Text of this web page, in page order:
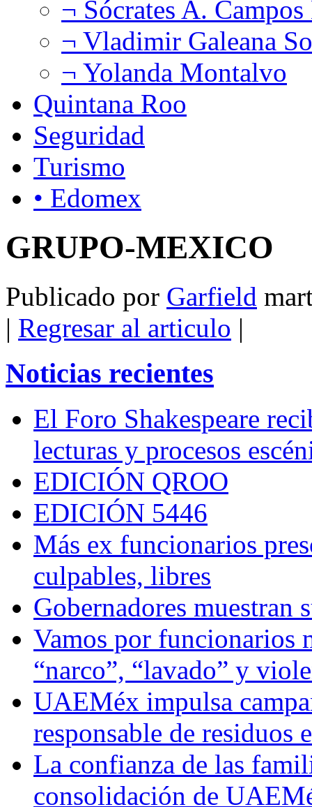
¬ Sócrates A.
¬ Vladimir Galeana
¬ Yolanda Montalvo
Quintana Roo
Seguridad
Turismo
• Edomex
GRUPO-MEXICO
Publicado por Garfield
| Regresar al articulo |
Noticias recientes
El Foro Shakespeare
lecturas y procesos
EDICIÓN QROO
EDICIÓN 5446
Más ex funcionarios
culpables, libres
Gobernadores muestran
Vamos por funcionarios
“narco”, “lavado” y
UAEMéx impulsa
responsable de residuos
La confianza de las
consolidación de